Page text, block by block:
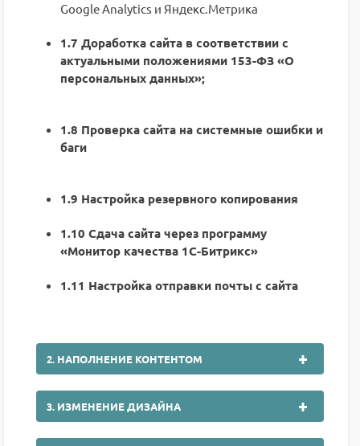
Google Analytics и Яндекс.Метрика
1.7 Доработка сайта в соответствии с
актуальными положениями 153-ФЗ «О
персональных данных»;
1.8 Проверка сайта на системные ошибки и
баги
1.9 Настройка резервного копирования
1.10 Сдача сайта через программу
«Монитор качества 1С-Битрикс»
1.11 Настройка отправки почты с сайта
2. НАПОЛНЕНИЕ КОНТЕНТОМ
3. ИЗМЕНЕНИЕ ДИЗАЙНА